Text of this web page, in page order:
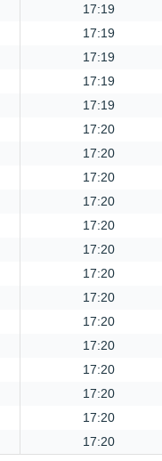
17:19
17:19
17:19
17:19
17:19
17:20
17:20
17:20
17:20
17:20
17:20
17:20
17:20
17:20
17:20
17:20
17:20
17:20
17:20